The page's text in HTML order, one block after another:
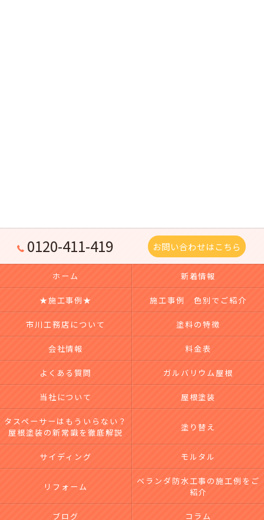
0120-411-419 お問い合わせはこちら
ホーム 新着情報
★施工事例★ 施工事例 色別でご紹介
市川工務店について 塗料の特徴
会社情報 料金表
よくある質問 ガルバリウム屋根
当社について 屋根塗装
タスペーサーはもういらない？
屋根塗装の新常識を徹底解説
塗り替え
サイディング モルタル
リフォーム
ベランダ防水工事の施工例をご
紹介
ブログ コラム